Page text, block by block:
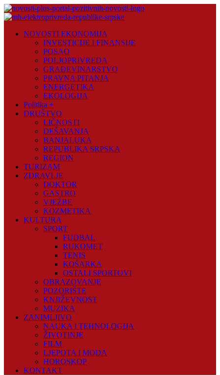
Skip
to
Plus
NOVOSTI EKONOMIJA
INVESTICIJE I FINANSIJE
POSAO
POLJOPRIVREDA
GRAĐEVINARSTVO
PRAVNA PITANJA
ENERGETIKA
EKOLOGIJA
Politika +
DRUŠTVO
LIČNOSTI
DEŠAVANJA
BANJALUKA
REPUBLIKA SRPSKA
REGION
TURIZAM
ZDRAVLJE
DOKTOR
GASTRO
VJEŽBE
KOZMETIKA
KULTURA
SPORT
FUDBAL
RUKOMET
TENIS
KOŠARKA
OSTALI SPORTOVI
OBRAZOVANJE
POZORIŠTE
KNJIŽEVNOST
MUZIKA
ZANIMLJIVO
NAUKA I TEHNOLOGIJA
ŽIVOTINJE
FILM
LJEPOTA I MODA
HOROSKOP
KONTAKT